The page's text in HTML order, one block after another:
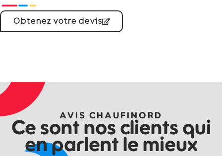
Obtenez votre devis
AVIS CHAUFINORD
Ce sont nos clients qui
en parlent le mieux